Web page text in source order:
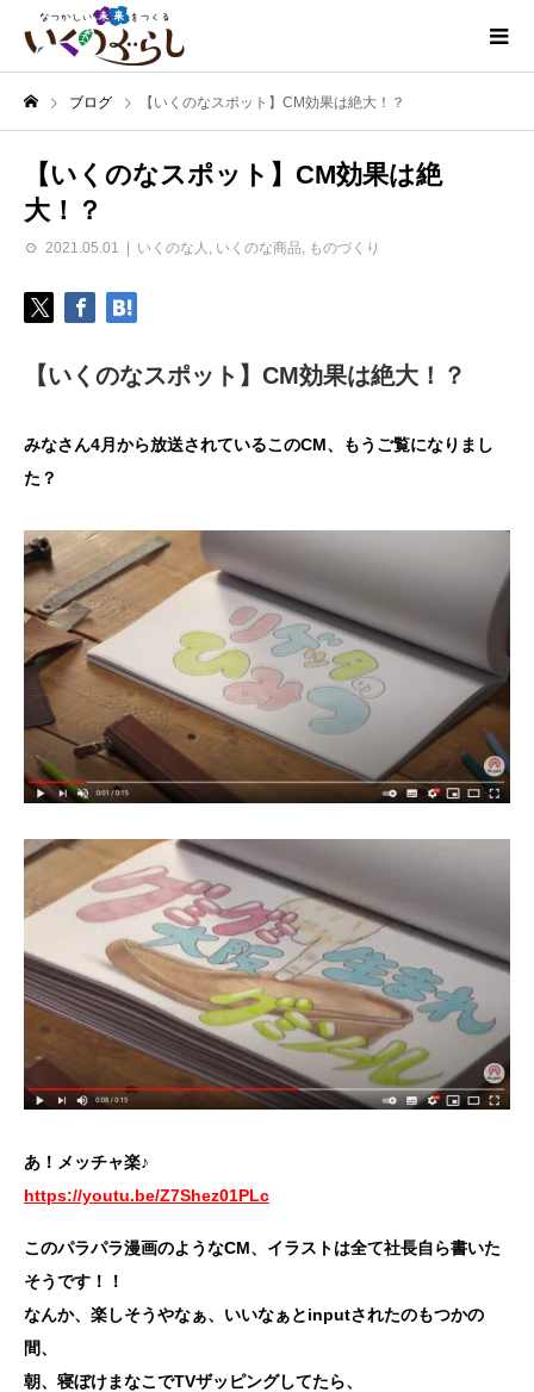
ブログ 【いくのなスポット】CM効果は絶大！？
【いくのなスポット】CM効果は絶
大！？
2021.05.01 いくのな人 いくのな商品 ものづくり
【いくのなスポット】CM効果は絶大！？
みなさん4月から放送されているこのCM、もうご覧になりまし
た？
あ！メッチャ楽♪
https://youtu.be/Z7Shez01PLc
このパラパラ漫画のようなCM、イラストは全て社長自ら書いた
そうです！！
なんか、楽しそうやなぁ、いいなぁとinputされたのもつかの
間、
朝、寝ぼけまなこでTVザッピングしてたら、